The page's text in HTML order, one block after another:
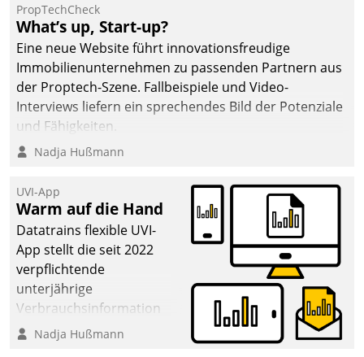
PropTechCheck
What’s up, Start-up?
Eine neue Website führt innovationsfreudige
Immobilienunternehmen zu passenden Partnern aus
der Proptech-Szene. Fallbeispiele und Video-
Interviews liefern ein sprechendes Bild der Potenziale
und Fähigkeiten.
Nadja Hußmann
UVI-App
Warm auf die Hand
Datatrains flexible UVI-
App stellt die seit 2022
verpflichtende
unterjährige
Verbrauchsinformation
schnell, zuverlässig und
Nadja Hußmann